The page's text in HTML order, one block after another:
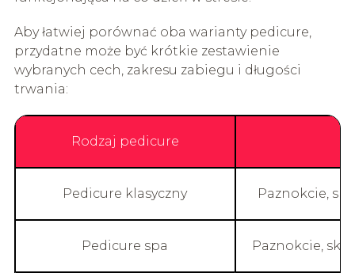
Aby łatwiej porównać oba warianty pedicure,
przydatne może być krótkie zestawienie
wybranych cech, zakresu zabiegu i długości
trwania:
Rodzaj pedicure
Pedicure klasyczny Paznokcie,
Pedicure spa Paznokcie,